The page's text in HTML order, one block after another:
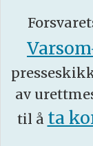
av
til å ta